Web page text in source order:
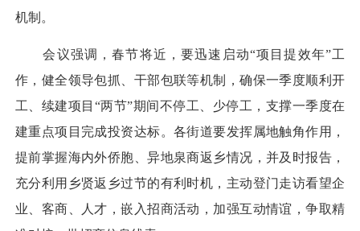
机制。
会议强调，春节将近，要迅速启动“项目提效年”工
作，健全领导包抓、干部包联等机制，确保一季度顺利开
工、续建项目“两节”期间不停工、少停工，支撑一季度在
建重点项目完成投资达标。各街道要发挥属地触角作用，
提前掌握海内外侨胞、异地泉商返乡情况，并及时报告，
充分利用乡贤返乡过节的有利时机，主动登门走访看望企
业、客商、人才，嵌入招商活动，加强互动情谊，争取精